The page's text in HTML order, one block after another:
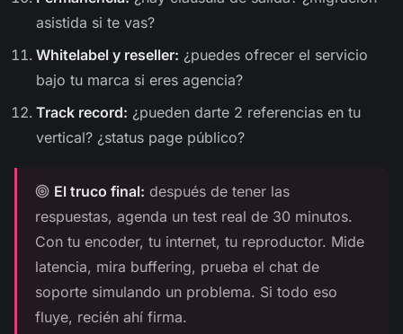
asistida si te vas?
Whitelabel y reseller: ¿puedes ofrecer el servicio
bajo tu marca si eres agencia?
Track record: ¿pueden darte 2 referencias en tu
vertical? ¿status page público?
El truco final: después de tener las
respuestas, agenda un test real de 30 minutos.
Con tu encoder, tu internet, tu reproductor. Mide
latencia, mira buffering, prueba el chat de
soporte simulando un problema. Si todo eso
fluye, recién ahí firma.